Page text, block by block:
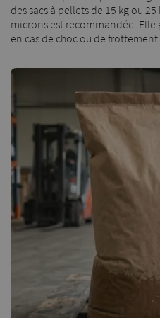
des sacs à pellets de 15 kg ou
microns est recommandée.
en cas de choc ou de